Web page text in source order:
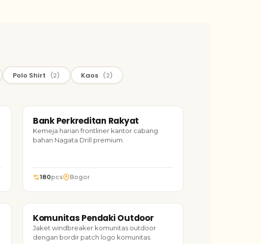
Polo Shirt (2) Kaos (2)
TARUH FOTO
Bank Perkreditan Rakyat
SERAGAM KERJA
Bank Perkreditan Rakyat
Kemeja harian frontliner kantor cabang
bahan Nagata Drill premium.
180pcs Bogor
TARUH FOTO
Komunitas Pendaki Outdoor
JAKET
Komunitas Pendaki Outdoor
Jaket windbreaker komunitas outdoor
dengan bordir patch logo komunitas.